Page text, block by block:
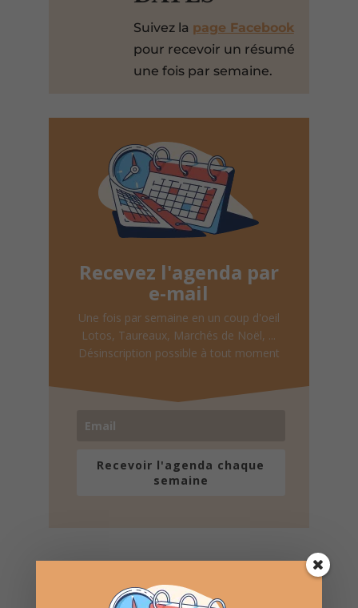
Suivez la page Facebook
pour recevoir un résumé
une fois par semaine.
Recevez l'agenda par
e-mail
Une fois par semaine en un coup d'oeil
Lotos, Taureaux, Marchés de Noël, ...
Désinscription possible à tout moment
Recevoir l'agenda chaque
semaine